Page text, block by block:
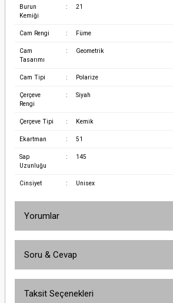
Burun
Kemiği
: 21
Cam Rengi : Füme
Cam
Tasarımı
: Geometrik
Cam Tipi : Polarize
Çerçeve
Rengi
: Siyah
Çerçeve Tipi : Kemik
Ekartman : 51
Sap
Uzunluğu
: 145
Cinsiyet : Unisex
Yorumlar
Soru & Cevap
Taksit Seçenekleri